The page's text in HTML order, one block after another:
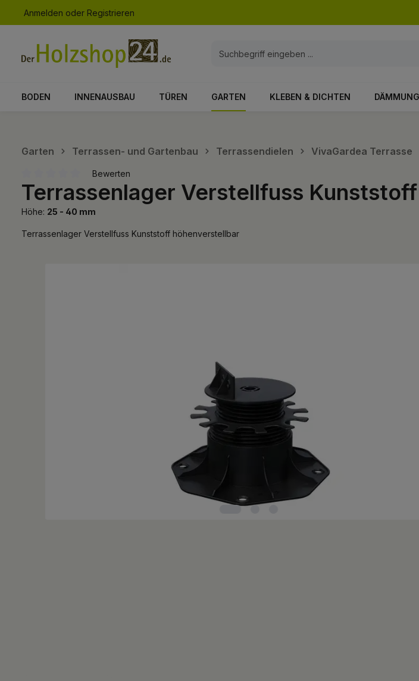
Zur Hauptnavigation springen
Anmelden oder Registrieren
BODEN INNENAUSBAU TÜREN GARTEN KLEBEN & DICHTEN DÄMMUNG
Garten Terrassen- und Gartenbau Terrassendielen VivaGardea Terrasse
Durchschnittliche Bewertung von 0 von 5 Sternen
Bewerten
Terrassenlager Verstellfuss
Höhe: 25 - 40 mm
Terrassenlager Verstellfuss Kunststoff höhenverstellbar